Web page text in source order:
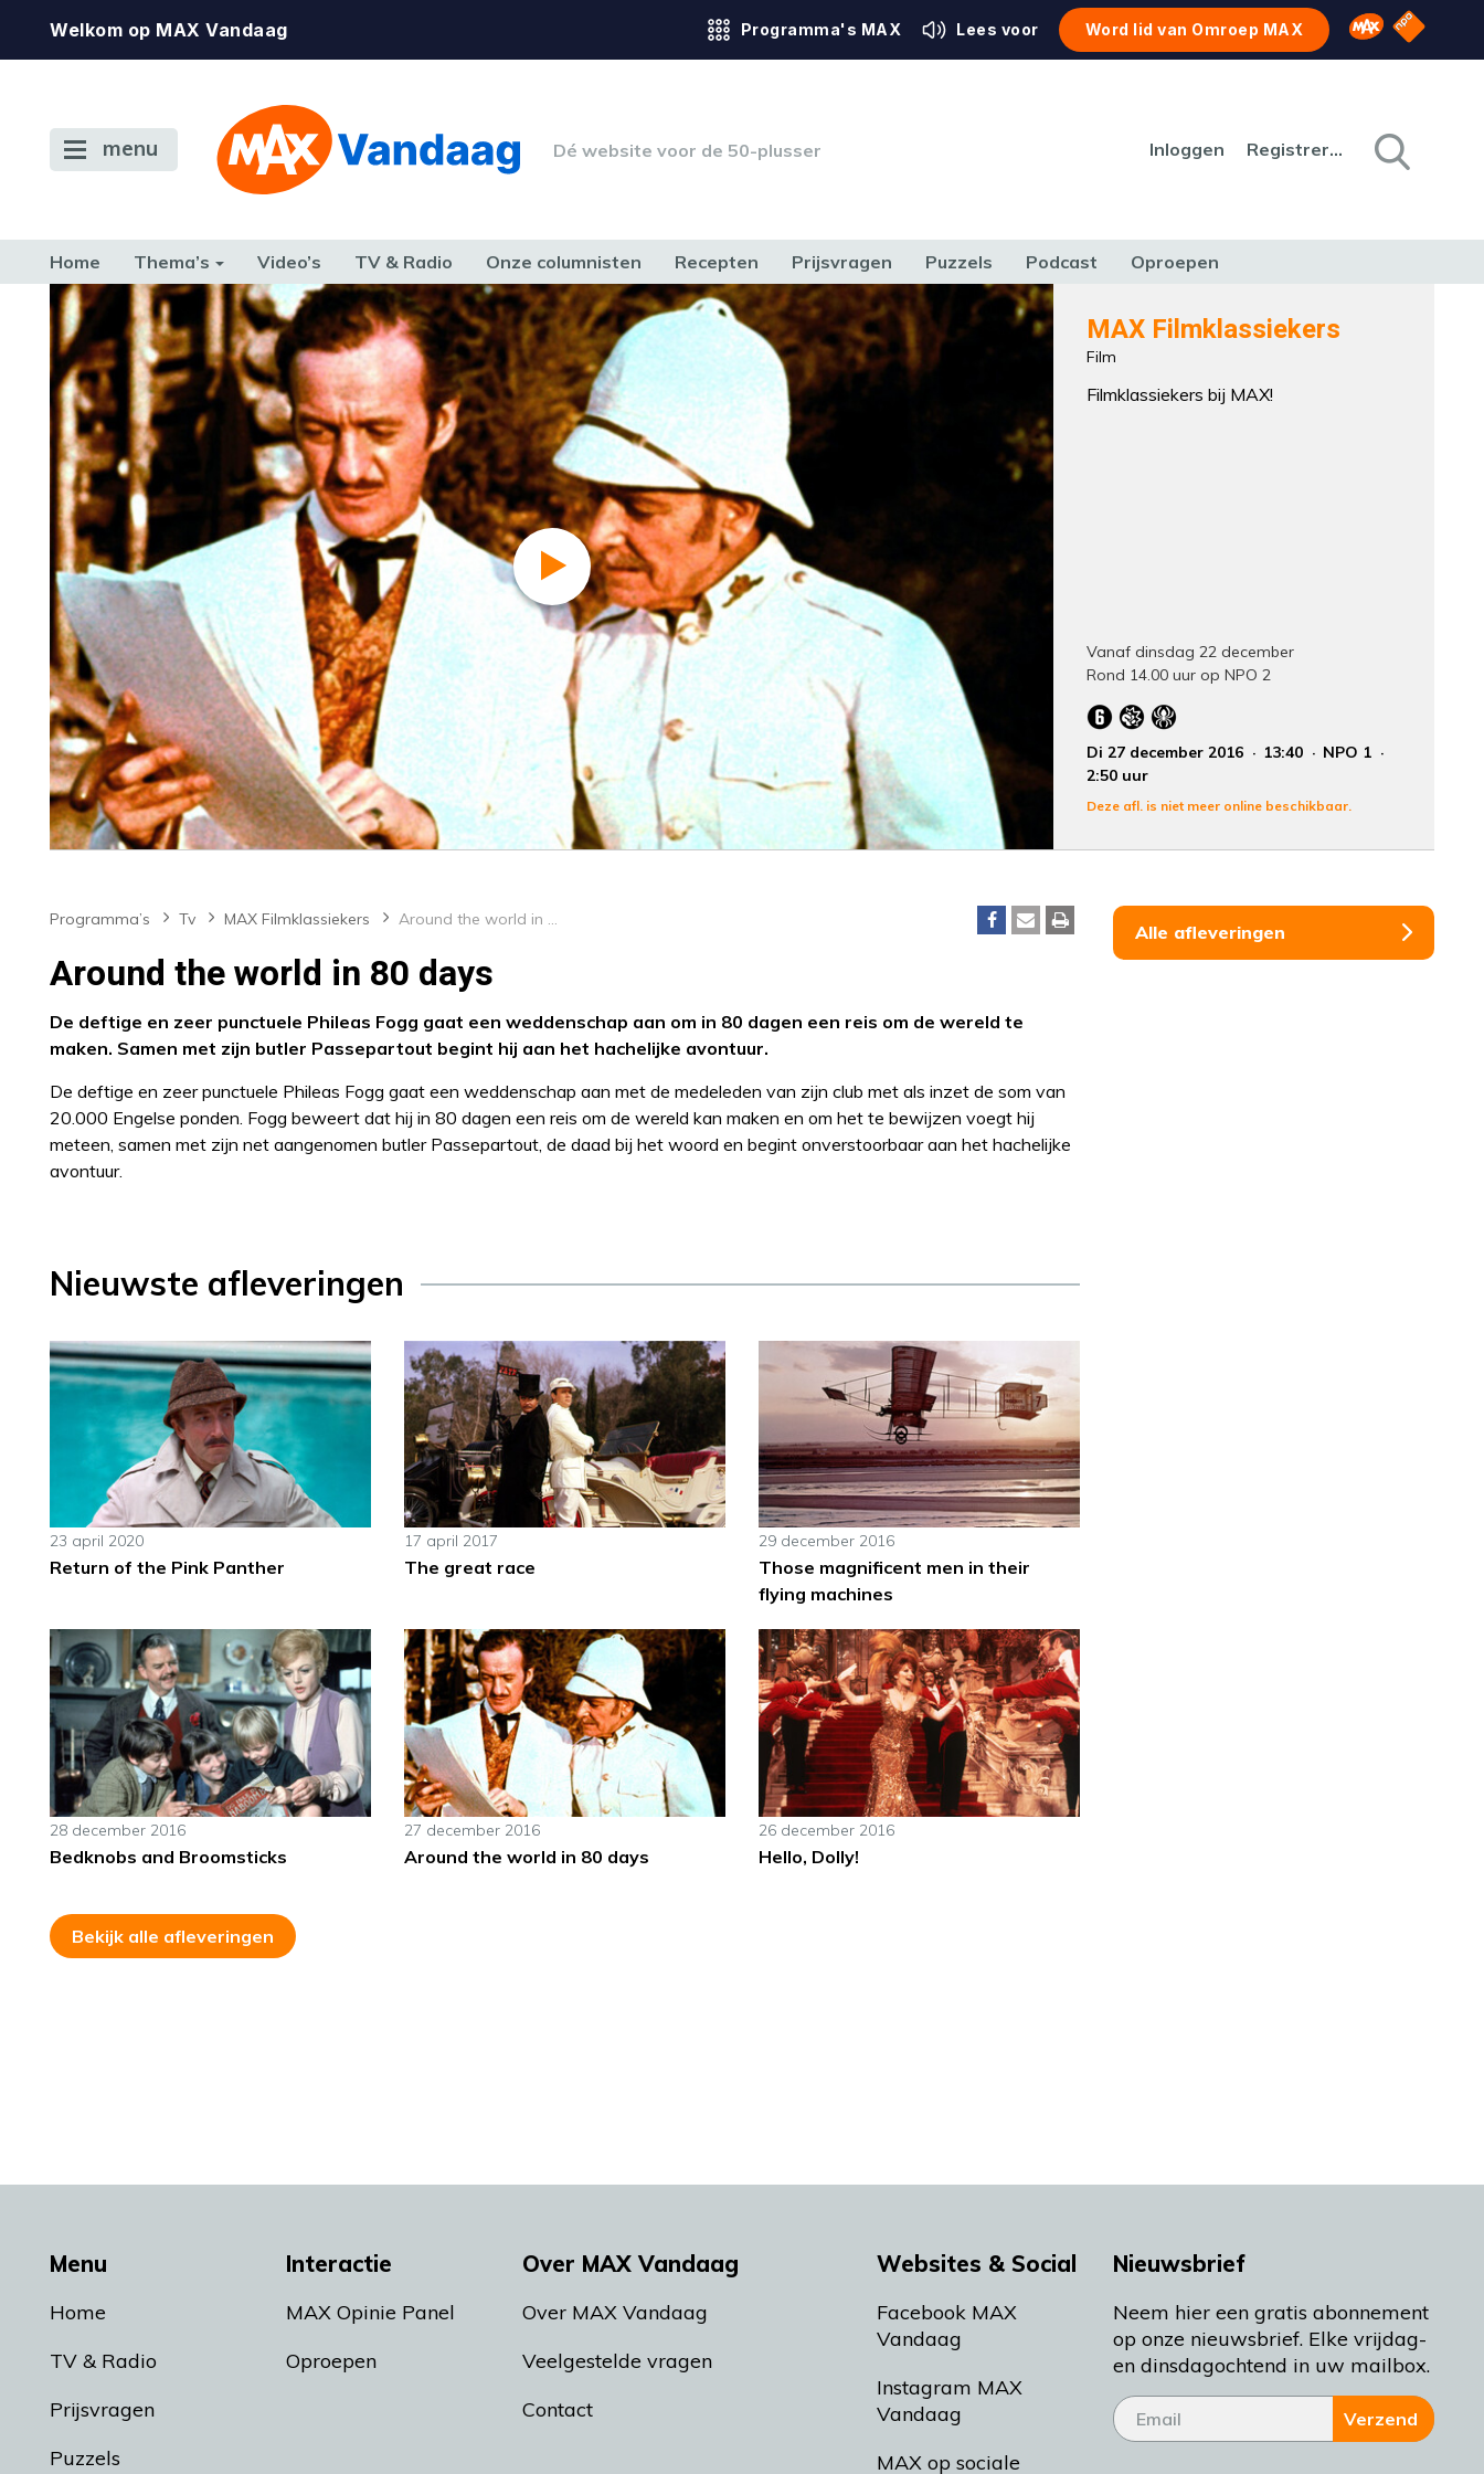
Welkom op MAX Vandaag Programma's MAX Lees voor Word lid van Omroep MAX Omroep MAX
NPO
menu Dé website voor de 50-plusser Inloggen Registreren
Home Thema’s Video’s TV & Radio Onze columnisten Recepten Prijsvragen Puzzels Podcast Oproepen
CONSUMENT ETEN & DRINKEN FAMILIE & RELATIE GELD, WERK & RECHT GEZONDHEID & SPORT HUIS, TUIN & HOBBY MEDIA & CULTUUR
TERUG NAAR TOEN MAX Filmklassiekers
Film
Filmklassiekers bij MAX!
Vanaf dinsdag 22 december
Rond 14.00 uur op NPO 2
Di 27 december 2016 13:40
NPO 1
2:50 uur
Deze afl. is niet meer online beschikbaar.
Programma’s Tv MAX Filmklassiekers Around the world in 80 days
Around the world in 80 days
De deftige en zeer punctuele Phileas Fogg gaat een weddenschap aan om in 80 dagen een reis om de wereld te
maken. Samen met zijn butler Passepartout begint hij aan het hachelijke avontuur.
De deftige en zeer punctuele Phileas Fogg gaat een weddenschap aan met de medeleden van zijn club met als inzet de som van
20.000 Engelse ponden. Fogg beweert dat hij in 80 dagen een reis om de wereld kan maken en om het te bewijzen voegt hij
meteen, samen met zijn net aangenomen butler Passepartout, de daad bij het woord en begint onverstoorbaar aan het hachelijke
avontuur.
Nieuwste afleveringen
23 april 2020
Return of the Pink Panther
17 april 2017
The great race
29 december 2016
Those magnificent men in their
flying machines
28 december 2016
Bedknobs and Broomsticks
27 december 2016
Around the world in 80 days
26 december 2016
Hello, Dolly!
Bekijk alle afleveringen
Alle afleveringen
Menu
Home
TV & Radio
Prijsvragen
Puzzels
Interactie
MAX Opinie Panel
Oproepen
Over MAX Vandaag
Over MAX Vandaag
Veelgestelde vragen
Contact
Websites & Social
Facebook MAX
Vandaag
Instagram MAX
Vandaag
MAX op sociale
Nieuwsbrief
Neem hier een gratis abonnement
op onze nieuwsbrief. Elke vrijdag-
en dinsdagochtend in uw mailbox.
Verzend